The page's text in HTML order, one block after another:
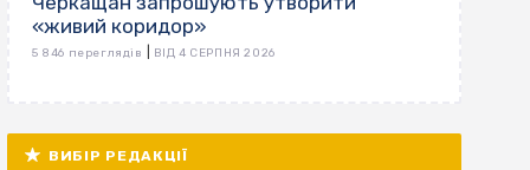
«живий коридор»
5 846 переглядів ВІД 4 СЕРПНЯ 2026
ВИБІР РЕДАКЦІЇ